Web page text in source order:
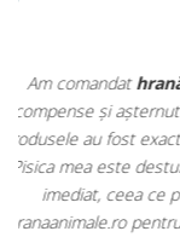
Apreciez foarte
doar hrană,
antiparazitare,
comod să pot
dintr-un singur
originale și în